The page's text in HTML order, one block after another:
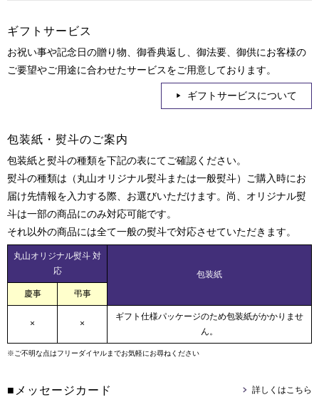
ギフトサービス
お祝い事や記念日の贈り物、御香典返し、御法要、御供にお客様の
ご要望やご用途に合わせたサービスをご用意しております。
ギフトサービスについて
包装紙・熨斗のご案内
包装紙と熨斗の種類を下記の表にてご確認ください。
熨斗の種類は（丸山オリジナル熨斗または一般熨斗）ご購入時にお
届け先情報を入力する際、お選びいただけます。尚、オリジナル熨
斗は一部の商品にのみ対応可能です。
それ以外の商品には全て一般の熨斗で対応させていただきます。
丸山オリジナル熨斗 対
応
包装紙
慶事
弔事
× ×
ギフト仕様パッケージのため包装紙がかかりませ
ん。
※ご不明な点はフリーダイヤルまでお気軽にお尋ねください
■メッセージカード